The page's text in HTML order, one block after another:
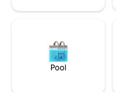
Annehmlichkeiten entfernt ist.
Pool